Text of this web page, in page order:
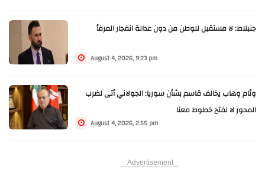
جنبلاط: لا مستقبل للوطن من دون عدالة انفجار المرفأ
August 4, 2026, 9:23 pm
وئام وهاب يخالف قاسم بشأن سوريا: الجولاني أتى لضرب
المحور لا لفتح خطوط معنا
August 4, 2026, 2:55 pm
Advertisement